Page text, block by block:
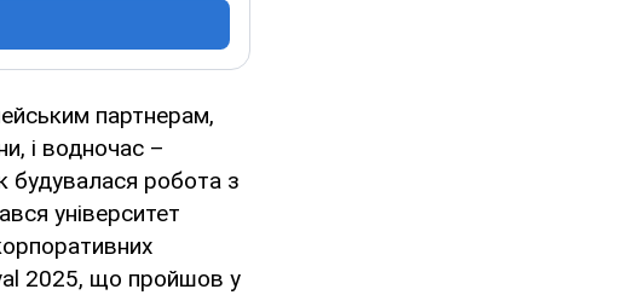
партнерам,
і водночас –
будувалася робота з
університет
2025, що пройшов у